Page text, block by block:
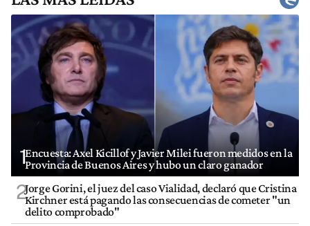
1Encuesta: Axel Kicillof y Javier Milei fueron medidos en la
Provincia de Buenos Aires y hubo un claro ganador
2Jorge Gorini, el juez del caso Vialidad, declaró que Cristina
Kirchner está pagando las consecuencias de cometer "un
delito comprobado"